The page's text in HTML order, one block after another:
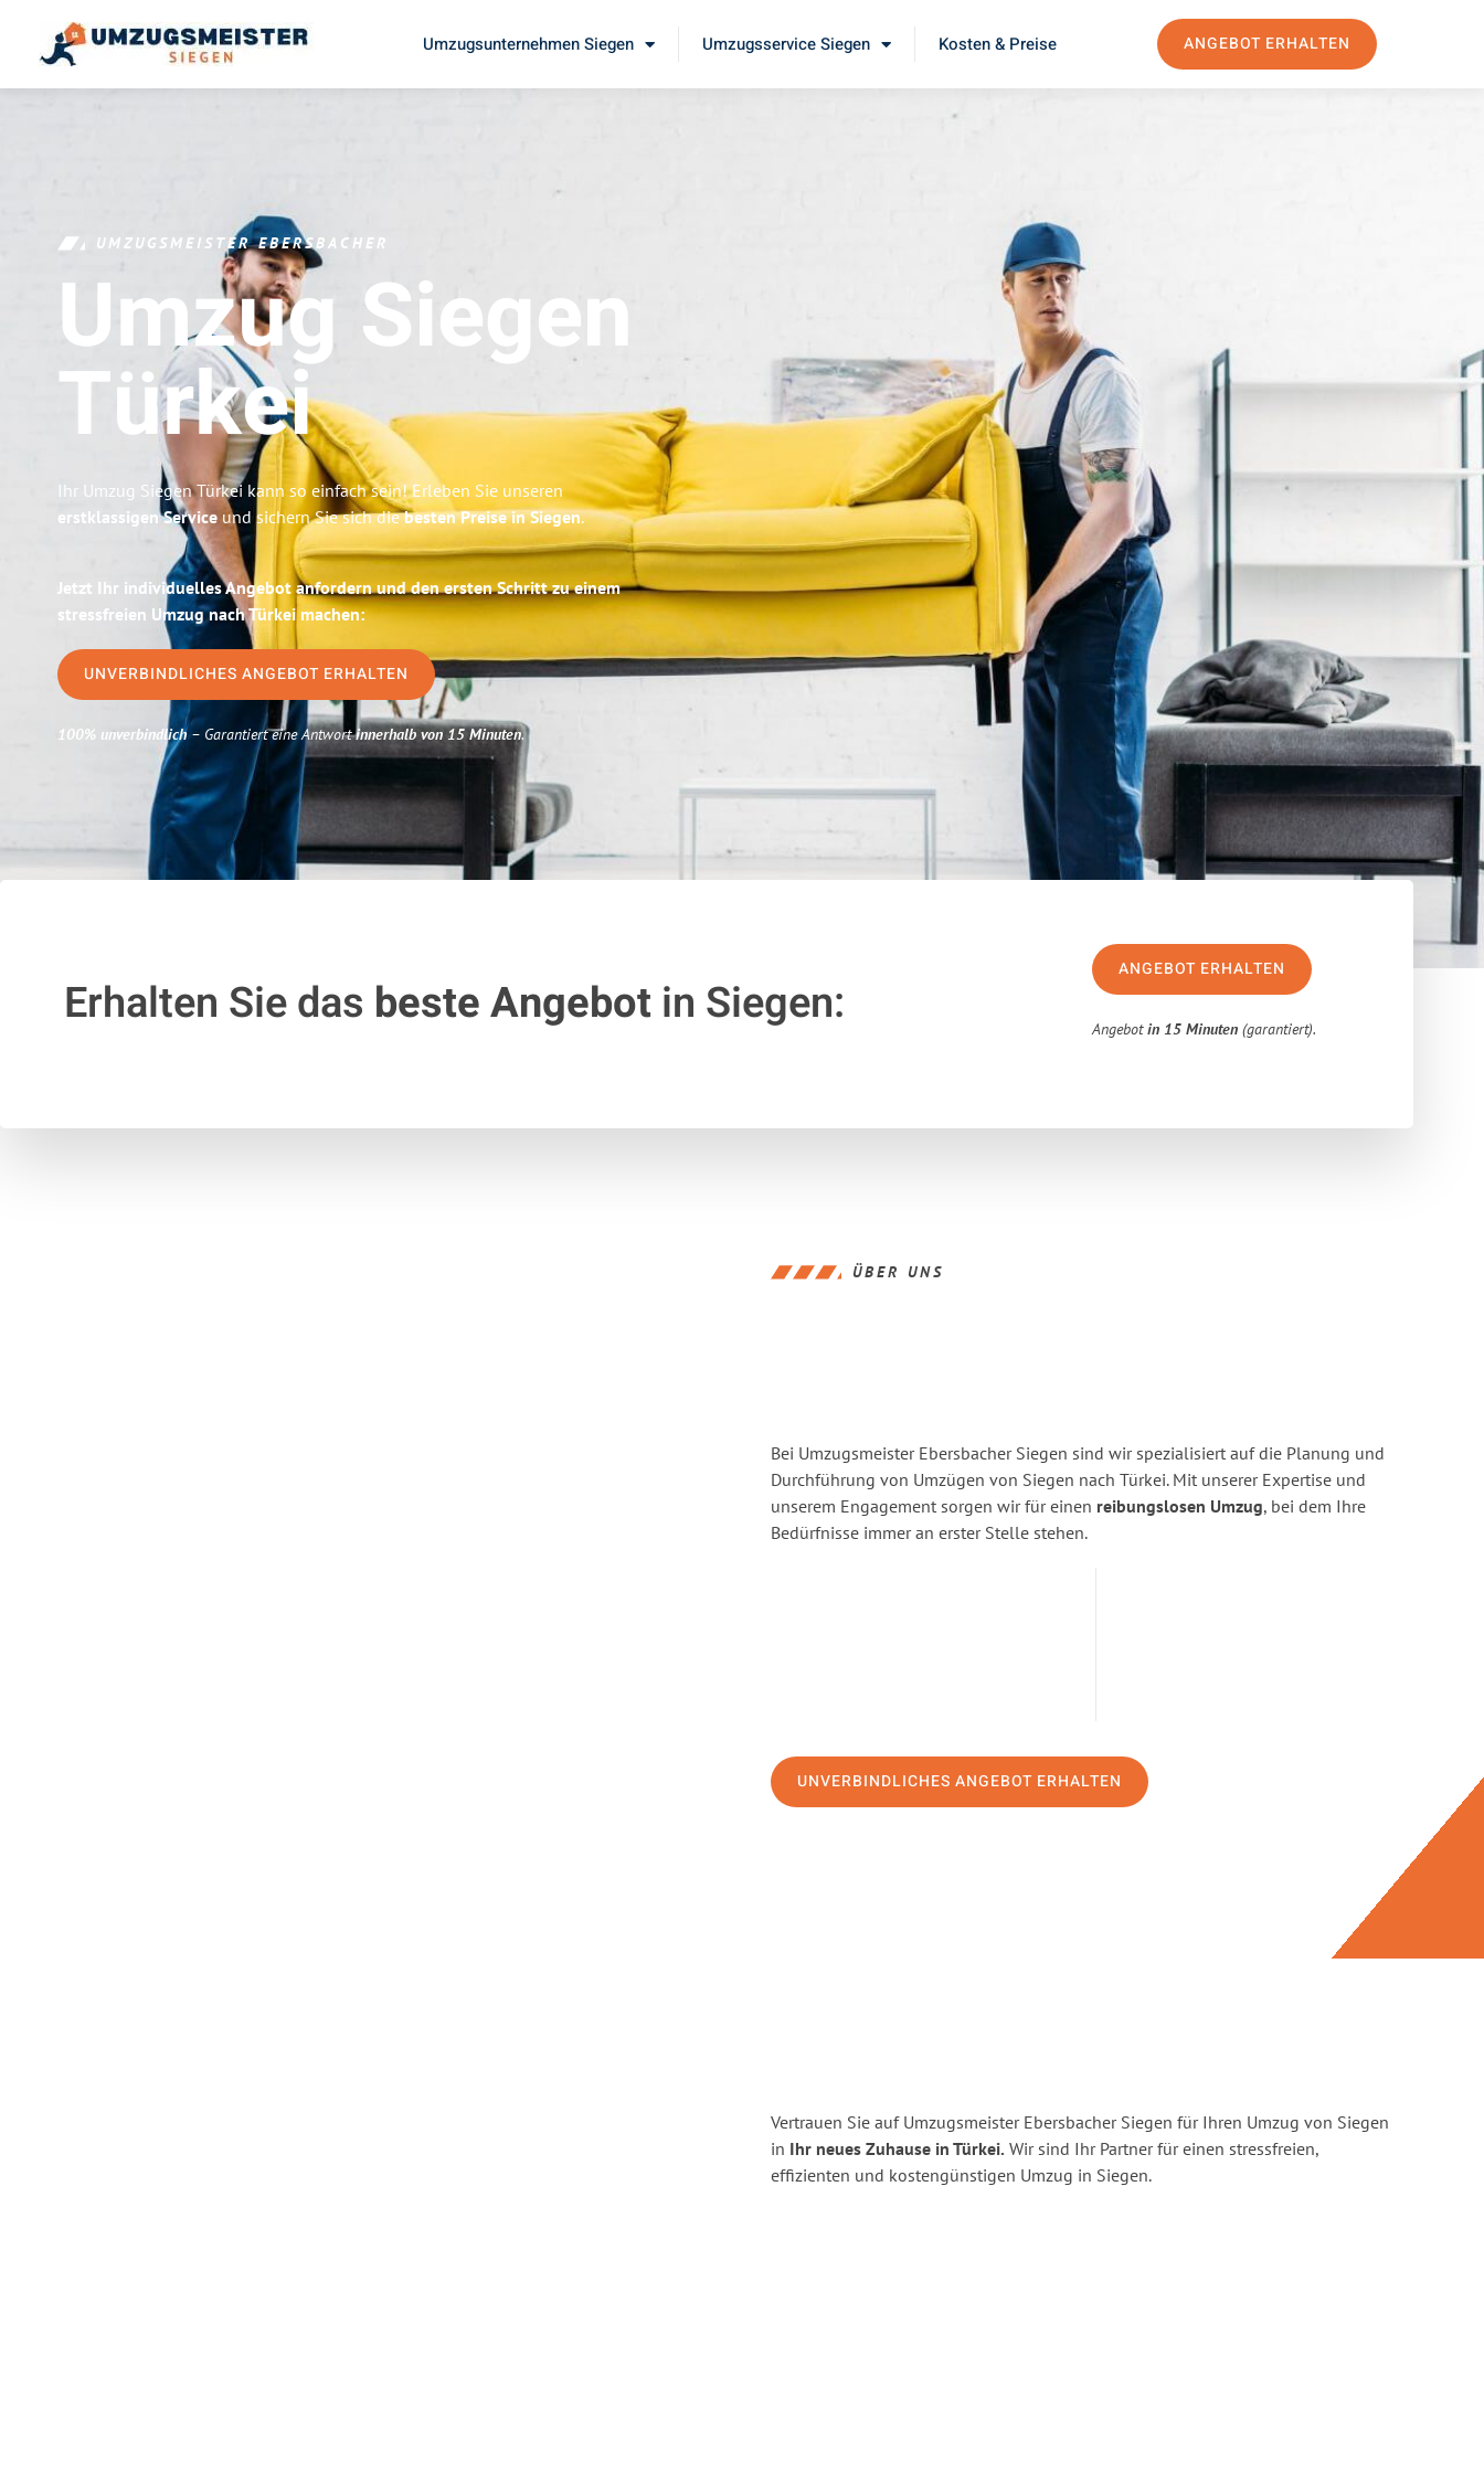
Umzugsunternehmen Siegen Umzugsservice Siegen Kosten & Preise ANGEBOT ERHALTEN
UMZUGSMEISTER EBERSBACHER
Umzug Siegen
Türkei
Ihr Umzug Siegen Türkei kann so einfach sein! Erleben Sie unseren
erstklassigen Service und sichern Sie sich diebesten Preise in Siegen.
Jetzt Ihr individuelles Angebot anfordern und den ersten Schritt zu einem
stressfreien Umzug nach Türkei machen:
UNVERBINDLICHES ANGEBOT ERHALTEN
100% unverbindlich– Garantiert eine Antwortinnerhalb von 15 Minuten.
Erhalten Sie das beste Angebotin Siegen:
ANGEBOT ERHALTEN
Angebotin 15 Minuten (garantiert).
ÜBER UNS
Bei Umzugsmeister Ebersbacher Siegen sind wir spezialisiert auf die Planung und
Durchführung von Umzügen von Siegen nach Türkei. Mit unserer Expertise und
unserem Engagement sorgen wir für einen reibungslosen Umzug, bei dem Ihre
Bedürfnisse immer an erster Stelle stehen.
UNVERBINDLICHES ANGEBOT ERHALTEN
Vertrauen Sie auf Umzugsmeister Ebersbacher Siegen für Ihren Umzug von Siegen
in Ihr neues Zuhause in Türkei. Wir sind Ihr Partner für einen stressfreien,
effizienten und kostengünstigen Umzug in Siegen.